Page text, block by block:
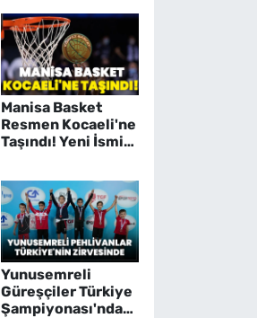
Manisa Basket
Resmen Kocaeli'ne
Taşındı! Yeni İsmi
Yunusemreli
Güreşçiler Türkiye
Şampiyonası'ndan